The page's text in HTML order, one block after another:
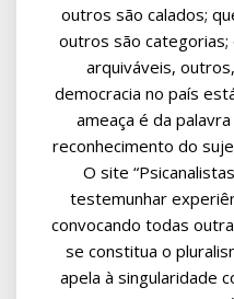
outros são calados;
outros são categorias;
arquiváveis,
democracia no país
ameaça é da
reconhecimento do
O site
testemunhar
convocando todas
se constitua o
apela à singularidade